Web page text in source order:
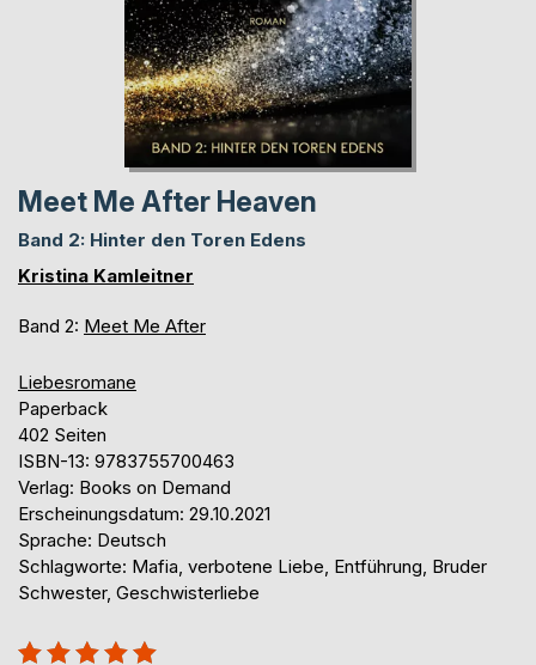
Meet Me After Heaven
Band 2: Hinter den Toren Edens
Kristina Kamleitner
Band 2: Meet Me After
Liebesromane
Paperback
402 Seiten
ISBN-13: 9783755700463
Verlag: Books on Demand
Erscheinungsdatum: 29.10.2021
Sprache: Deutsch
Schlagworte: Mafia, verbotene Liebe, Entführung, Bruder
Schwester, Geschwisterliebe
Bewertung::